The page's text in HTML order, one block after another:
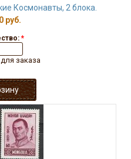
Космонавты, 2 блока.
руб.
*
заказа